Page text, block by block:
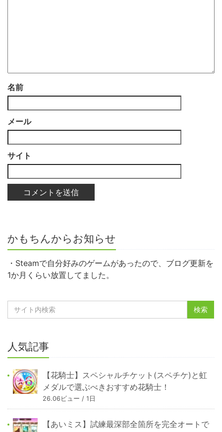
名前
メール
サイト
かもちんからお知らせ
・Steamで自分好みのゲームがあったので、ブログ更新を
1か月くらい放置してました。
人気記事
【花騎士】スペシャルチケット(スペチケ)と虹
メダルで選ぶべきおすすめ花騎士！
26.06ビュー / 1日
【あいミス】試練最深部全箇所を完全オートで